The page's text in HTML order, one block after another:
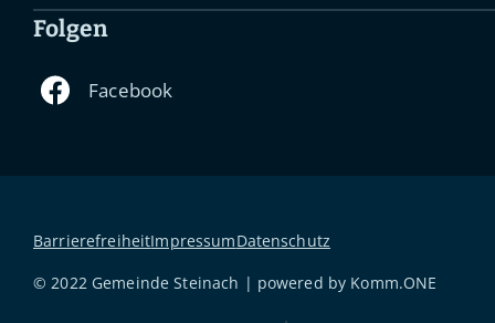
Folgen
BarrierefreiheitImpressumDatenschutz
© 2022 Gemeinde Steinach | powered by Komm.ONE